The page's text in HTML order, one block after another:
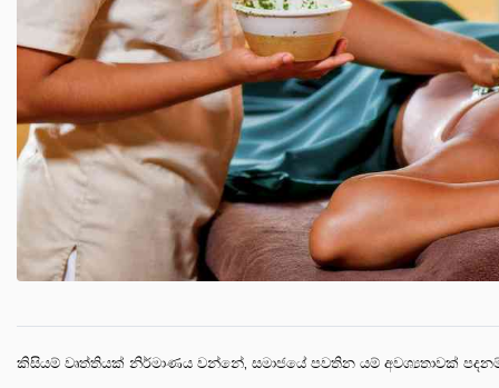
කිසියම් වෘත්තියක් නිර්මාණය වන්නේ, සමාජයේ පවතින යම් අවශ්‍යතාවක්